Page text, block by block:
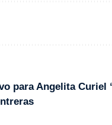
para Angelita Curiel